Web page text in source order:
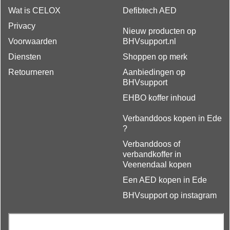
Wat is CELOX
Privacy
Voorwaarden
Diensten
Retourneren
Defibtech AED
Nieuw producten op
BHVsupport.nl
Shoppen op merk
Aanbiedingen op
BHVsupport
EHBO koffer inhoud
Verbanddoos kopen in Ede
?
Verbanddoos of
verbandkoffer in
Veenendaal kopen
Een AED kopen in Ede
BHVsupport op instagram